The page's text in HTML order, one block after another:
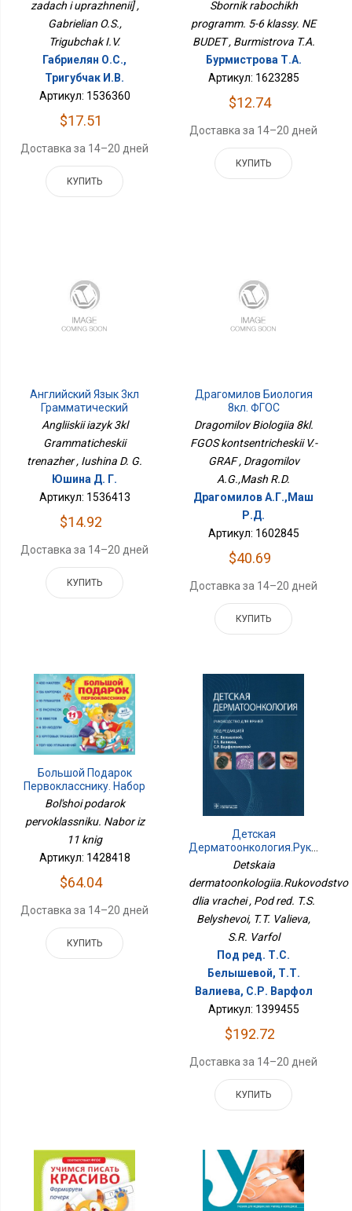
zadach i uprazhnenii] ,
Gabrielian O.S.,
Trigubchak I.V.
Габриелян О.С.,
Тригубчак И.В.
Артикул: 1536360
$17.51
Доставка за 14–20 дней
КУПИТЬ
Sbornik rabochikh
programm. 5-6 klassy. NE
BUDET , Burmistrova T.A.
Бурмистрова Т.А.
Артикул: 1623285
$12.74
Доставка за 14–20 дней
КУПИТЬ
Английский Язык 3кл
Грамматический
Тренажер
Angliiskii iazyk 3kl
Grammaticheskii
trenazher , Iushina D. G.
Юшина Д. Г.
Артикул: 1536413
$14.92
Доставка за 14–20 дней
КУПИТЬ
Драгомилов Биология
8кл. ФГОС
Концентрический В.-
Dragomilov Biologiia 8kl.
FGOS kontsentricheskii V.-
GRAF , Dragomilov
A.G.,Mash R.D.
Драгомилов А.Г.,Маш
Р.Д.
Артикул: 1602845
$40.69
Доставка за 14–20 дней
КУПИТЬ
Большой Подарок
Первокласснику. Набор
Из 11 Книг
Bol'shoi podarok
pervoklassniku. Nabor iz
11 knig
Артикул: 1428418
$64.04
Доставка за 14–20 дней
КУПИТЬ
Детская
Для Врачей
Detskaia
dermatoonkologiia.Rukovodstvo
dlia vrachei , Pod red. T.S.
Belyshevoi, T.T. Valieva,
S.R. Varfol
Под ред. Т.С.
Белышевой, Т.Т.
Валиева, С.Р. Варфол
Артикул: 1399455
$192.72
Доставка за 14–20 дней
КУПИТЬ